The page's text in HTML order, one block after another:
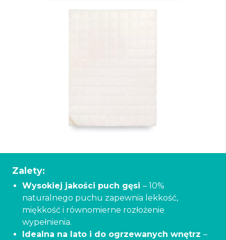
Zalety:
Wysokiej jakości puch gęsi – 10%
naturalnego puchu zapewnia lekkość,
miękkość i równomierne rozłożenie
wypełnienia.
Idealna na lato i do ogrzewanych wnętrz –